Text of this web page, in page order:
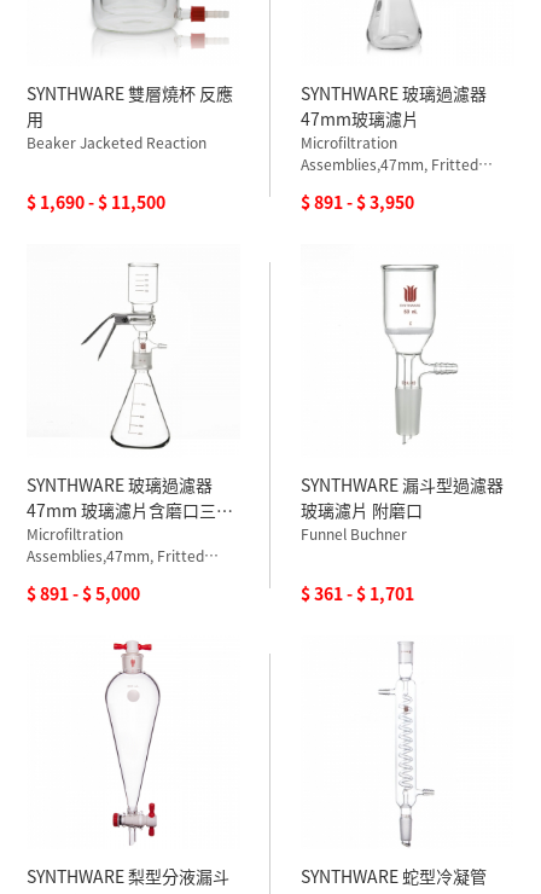
SYNTHWARE 雙層燒杯 反應
用
Beaker Jacketed Reaction
$ 1,690 - $ 11,500
SYNTHWARE 玻璃過濾器
47mm玻璃濾片
Microfiltration
Assemblies,47mm, Fritted
$ 891 - $ 3,950
SYNTHWARE 玻璃過濾器
47mm 玻璃濾片含磨口三角
瓶
Microfiltration
Assemblies,47mm, Fritted
$ 891 - $ 5,000
SYNTHWARE 漏斗型過濾器
玻璃濾片 附磨口
Funnel Buchner
$ 361 - $ 1,701
SYNTHWARE 梨型分液漏斗
SYNTHWARE 蛇型冷凝管